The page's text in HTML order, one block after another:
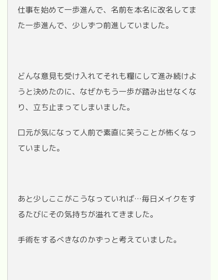
仕事を始めて一歩進んで、名前を本名に改名してま
た一歩進んで、少しずつ前進していました。
どんな意見も受け入れてそれも糧にして進み続けよ
うと決めたのに、なぜかもう一歩が踏み出せなくな
り、立ち止まってしまいました。
口元が気になって人前で素直に笑うことが怖くなっ
ていました。
あと少しここがこうなっていれば…毎日メイクをす
るたびにその気持ちが溢れてきました。
手術をするべきなのかずっと考えていました。